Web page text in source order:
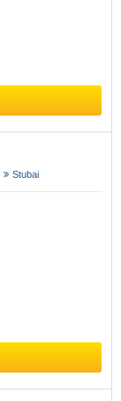
Stubai